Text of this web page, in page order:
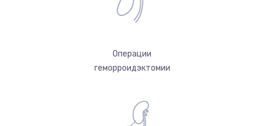
Операции
геморроидэктомии